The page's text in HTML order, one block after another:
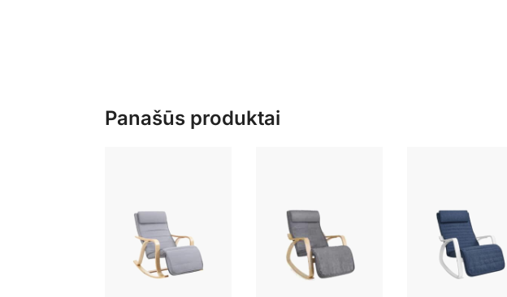
Panašūs produktai